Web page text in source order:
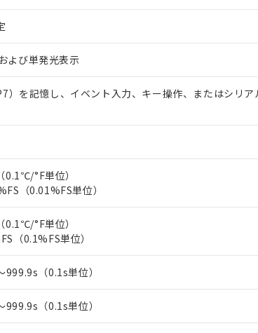
よび単発光表示
）を記憶し、イベント入力、キー操作、またはシリア
°F単位）
（0.01%FS単位）
°F単位）
（0.1%FS単位）
（0.1s単位）
（0.1s単位）
作成サービス）をご利用いただくには、I-Webメンバ
当社にご登録された部品リストについて、当社および
関するお客様との取引・商談に必要な範囲で利用する
ド
ドすることができます。
有証明書
）
テル類４物質の対応では、対応完了までの期間は出
を記載しておりました。
を完了していることから、特段のことがない限り、
べてが基準値以下であることを示します。
門へお問い合わせください。
合意する キャンセル
況については、お客様のお取引先、またはお客様担当
にご確認ください)
状況の情報を公開していない機種